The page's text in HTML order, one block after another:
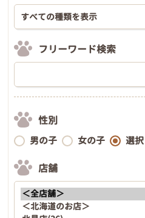
フリーワード検索
性別
男の子 女の子 選
店舗